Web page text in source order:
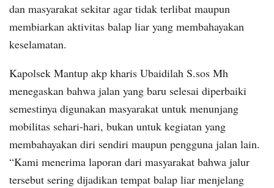
dan masyarakat sekitar agar tidak terlibat maupun
membiarkan aktivitas balap liar yang membahayakan
keselamatan.
Kapolsek Mantup akp kharis Ubaidilah S.sos Mh
menegaskan bahwa jalan yang baru selesai diperbaiki
semestinya digunakan masyarakat untuk menunjang
mobilitas sehari-hari, bukan untuk kegiatan yang
membahayakan diri sendiri maupun pengguna jalan lain.
“Kami menerima laporan dari masyarakat bahwa jalur
tersebut sering dijadikan tempat balap liar menjelang